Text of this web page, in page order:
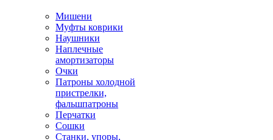
Мишени
Муфты коврики
Наушники
Наплечные
амортизаторы
Очки
Патроны холодной
пристрелки,
фальшпатроны
Перчатки
Сошки
Станки, упоры,